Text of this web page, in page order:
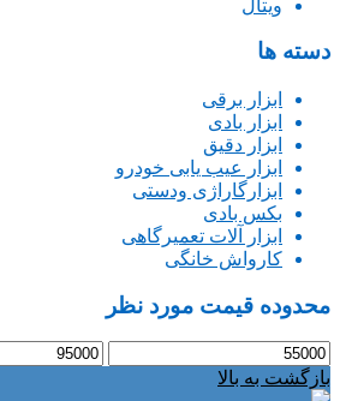
ویتال
دسته ها
ابزار برقی
ابزار بادی
ابزار دقیق
ابزار عیب یابی خودرو
ابزارگاراژی ودستی
بکس بادی
ابزار آلات تعمیرگاهی
کارواش خانگی
محدوده قیمت مورد نظر
حداقل
قیمت
حداكثر
بازگشت به بالا